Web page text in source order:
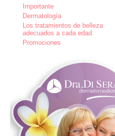
Importante
Dermatología
Los tratamientos de belleza
adecuados a cada edad
Promociones